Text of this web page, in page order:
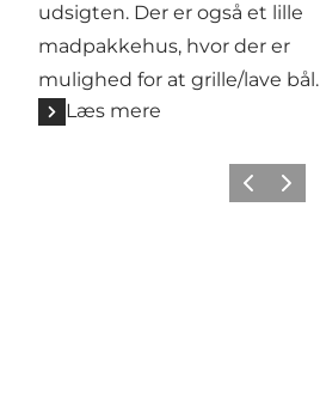
udsigten. Der er også et lille
madpakkehus, hvor der er
mulighed for at grille/lave bål.
Læs mere
ForrigeNæste